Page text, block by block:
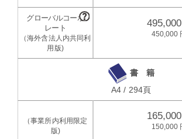
495,000
450,000
書 籍
A4 / 294頁
165,000
150,000